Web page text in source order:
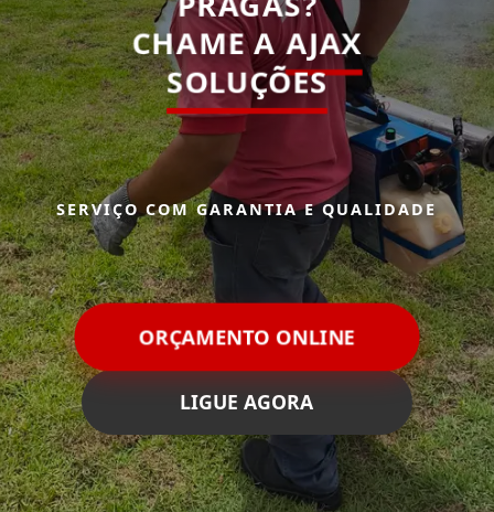
CHAME AAJAX
SOLUÇÕES
SERVIÇO COM GARANTIA E QUALIDADE
ORÇAMENTO ONLINE
LIGUE AGORA